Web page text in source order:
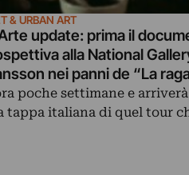
& URBAN ART
update: prima il
alla National
nei panni de “La
Una serata nel segno di
poche settimane e
tappa italiana di quel tour